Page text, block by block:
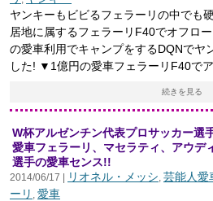
ヤンキーもビビるフェラーリの中でも
居地に属するフェラーリF40でオフロ
の愛車利用でキャンプをするDQNでヤ
した! ▼1億円の愛車フェラーリF40で
続きを見る
W杯アルゼンチン代表プロサッカー選
愛車フェラーリ、マセラティ、アウデ
選手の愛車センス!!
2014/06/17 | リオネル・メッシ, 芸能人愛
ーリ , 愛車